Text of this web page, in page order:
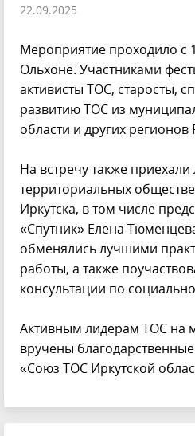
22.09.2025
Мероприятие проходило с
Ольхоне. Участниками
активисты ТОС, старосты,
развитию ТОС из
области и других регионов
На встречу также
территориальных
Иркутска, в том числе
«Спутник» Елена
обменялись лучшими
работы, а также
консультации по
Активным лидерам ТОС на
вручены
«Союз ТОС Иркутской